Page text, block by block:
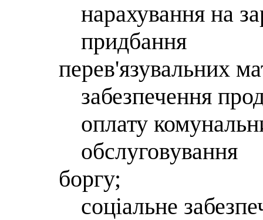
нарахування на
придбання
перев'язувальних
забезпечення
оплату
боргу;
соціальне